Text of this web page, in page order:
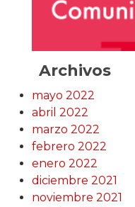
Archivos
mayo 2022
abril 2022
marzo 2022
febrero 2022
enero 2022
diciembre 2021
noviembre 2021